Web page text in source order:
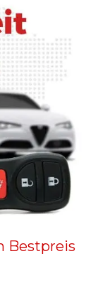
Bestpreis